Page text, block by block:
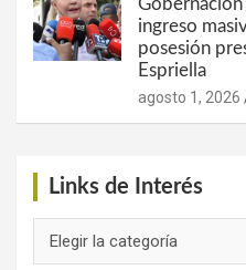
ingreso
posesión
Espriella
agosto 1, 2026
Links de Interés